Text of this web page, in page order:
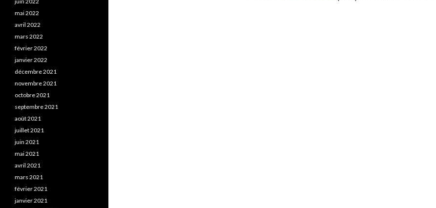
mai 2022
avril 2022
mars 2022
février 2022
janvier 2022
décembre 2021
novembre 2021
octobre 2021
septembre 2021
août 2021
juillet 2021
juin 2021
mai 2021
avril 2021
mars 2021
février 2021
janvier 2021